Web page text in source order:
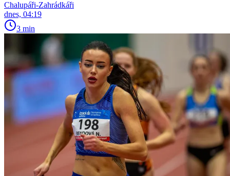
Chalupáři-Zahrádkáři
dnes, 04:19
3 min